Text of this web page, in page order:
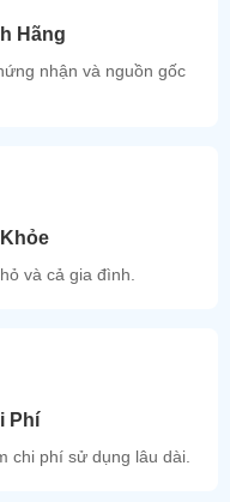
Hãng
nhận và nguồn gốc
và cả gia đình.
Phí
chi phí sử dụng lâu dài.